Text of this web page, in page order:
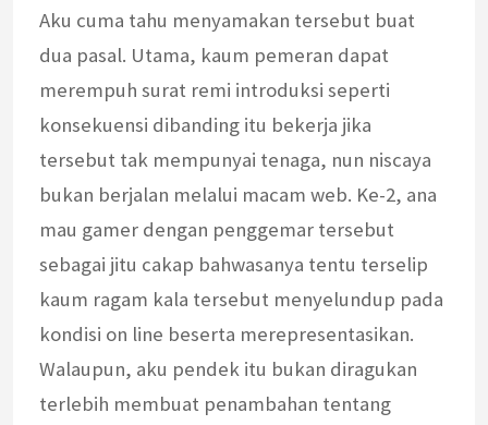
Aku cuma tahu menyamakan tersebut buat
dua pasal. Utama, kaum pemeran dapat
merempuh surat remi introduksi seperti
konsekuensi dibanding itu bekerja jika
tersebut tak mempunyai tenaga, nun niscaya
bukan berjalan melalui macam web. Ke-2, ana
mau gamer dengan penggemar tersebut
sebagai jitu cakap bahwasanya tentu terselip
kaum ragam kala tersebut menyelundup pada
kondisi on line beserta merepresentasikan.
Walaupun, aku pendek itu bukan diragukan
terlebih membuat penambahan tentang